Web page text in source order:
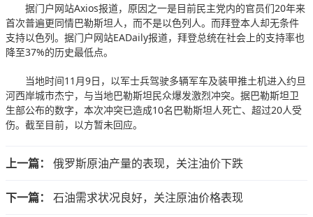
据门户网站Axios报道，原因之一是目前民主党内的官员们20年来
首次普遍更同情巴勒斯坦人，而不是以色列人。而拜登本人却无条件
支持以色列。据门户网站EADaily报道，拜登总统在社会上的支持率也
降至37%的历史最低点。
当地时间11月9日，以军士兵驾驶多辆军车及装甲推土机进入约旦
河西岸城市杰宁，与当地巴勒斯坦民众爆发激烈冲突。据巴勒斯坦卫
生部公布的数字，本次冲突已造成10名巴勒斯坦人死亡、超过20人受
伤。截至目前，以方暂未回应。
上一篇： 俄罗斯原油产量的表现，关注油价下跌
下一篇： 石油需求状况良好，关注原油价格表现